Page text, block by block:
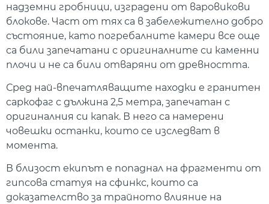
надземни гробници, изградени от варовикови
блокове. Част от тях са в забележително добро
състояние, като погребалните камери все още
са били запечатани с оригиналните си каменни
плочи и не са били отваряни от древността.
Сред най-впечатляващите находки е гранитен
саркофаг с дължина 2,5 метра, запечатан с
оригиналния си капак. В него са намерени
човешки останки, които се изследват в
момента.
В близост екипът е попаднал на фрагменти от
гипсова статуя на сфинкс, които са
доказателство за трайното влияние на